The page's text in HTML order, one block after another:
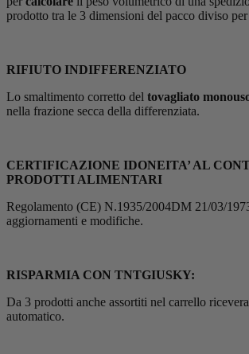
prodotto tra le 3 dimensioni del pacco diviso
RIFIUTO INDIFFERENZIATO
Lo smaltimento corretto del tovagliato
nella frazione secca della differenziata.
CERTIFICAZIONE IDONEITA’ AL
PRODOTTI ALIMENTARI
Regolamento (CE) N.1935/2004DM 21/03/
aggiornamenti e modifiche.
RISPARMIA CON TNTGIUSKY:
Da 3 prodotti anche assortiti nel carrello
automatico.